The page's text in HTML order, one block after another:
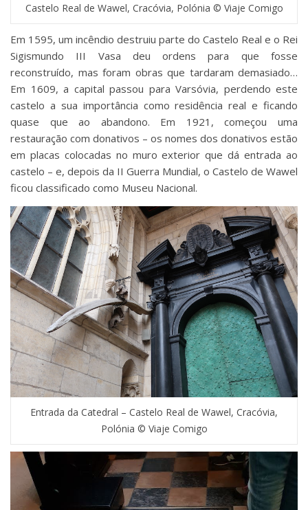
Castelo Real de Wawel, Cracóvia, Polónia © Viaje Comigo
Em 1595, um incêndio destruiu parte do Castelo Real e o Rei
Sigismundo III Vasa deu ordens para que fosse
reconstruído, mas foram obras que tardaram demasiado…
Em 1609, a capital passou para Varsóvia, perdendo este
castelo a sua importância como residência real e ficando
quase que ao abandono. Em 1921, começou uma
restauração com donativos – os nomes dos donativos estão
em placas colocadas no muro exterior que dá entrada ao
castelo – e, depois da II Guerra Mundial, o Castelo de Wawel
ficou classificado como Museu Nacional.
Entrada da Catedral – Castelo Real de Wawel, Cracóvia,
Polónia © Viaje Comigo